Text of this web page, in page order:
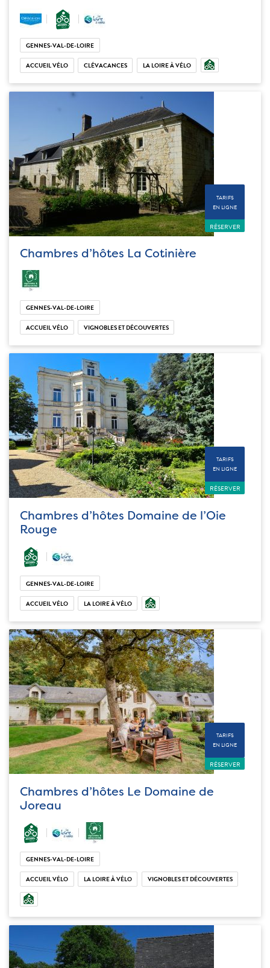
GENNES-VAL-DE-LOIRE
ACCUEIL VÉLO CLÉVACANCES LA LOIRE À VÉLO
TARIFS
EN LIGNE
RÉSERVER
Chambres d’hôtes La Cotinière
GENNES-VAL-DE-LOIRE
ACCUEIL VÉLO VIGNOBLES ET DÉCOUVERTES
TARIFS
EN LIGNE
RÉSERVER
Chambres d’hôtes Domaine de l’Oie
Rouge
GENNES-VAL-DE-LOIRE
ACCUEIL VÉLO LA LOIRE À VÉLO
TARIFS
EN LIGNE
RÉSERVER
Chambres d’hôtes Le Domaine de
Joreau
GENNES-VAL-DE-LOIRE
ACCUEIL VÉLO LA LOIRE À VÉLO VIGNOBLES ET DÉCOUVERTES